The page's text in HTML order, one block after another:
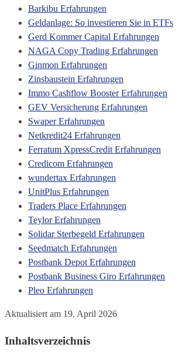
Barkibu Erfahrungen
Geldanlage: So investieren Sie in ETFs
Gerd Kommer Capital Erfahrungen
NAGA Copy Trading Erfahrungen
Ginmon Erfahrungen
Zinsbaustein Erfahrungen
Immo Cashflow Booster Erfahrungen
GEV Versicherung Erfahrungen
Swaper Erfahrungen
Netkredit24 Erfahrungen
Ferratum XpressCredit Erfahrungen
Credicom Erfahrungen
wundertax Erfahrungen
UnitPlus Erfahrungen
Traders Place Erfahrungen
Teylor Erfahrungen
Solidar Sterbegeld Erfahrungen
Seedmatch Erfahrungen
Postbank Depot Erfahrungen
Postbank Business Giro Erfahrungen
Pleo Erfahrungen
Aktualisiert am 19. April 2026
Inhaltsverzeichnis